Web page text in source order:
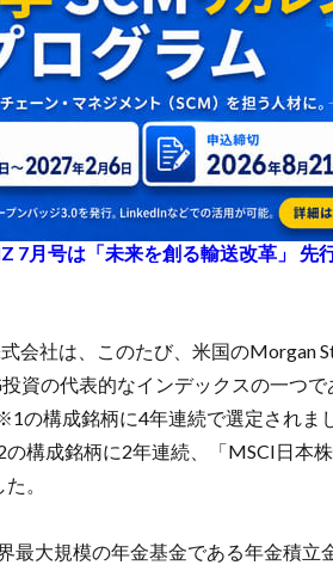
7月号は「未来を創る輸送改革」 先
会社は、このたび、米国のMorgan
資の代表的なインデックスの一つ
の構成銘柄に4年連続で選定されま
の構成銘柄に2年連続、「MSCI日本
。
大規模の年金基金である年金積立